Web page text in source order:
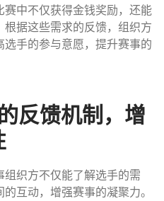
中不仅获得金钱奖励，还能
据这些需求的反馈，组织方
手的参与意愿，提升赛事的
反馈机制，增
织方不仅能了解选手的需
互动，增强赛事的凝聚力。